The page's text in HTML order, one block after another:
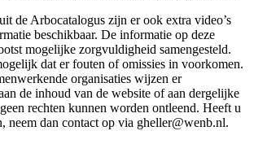
de Arbocatalogus zijn er ook extra video’s
beschikbaar. De informatie op deze
mogelijke zorgvuldigheid samengesteld.
dat er fouten of omissies in voorkomen.
organisaties wijzen er
de inhoud van de website of aan dergelijke
rechten kunnen worden ontleend. Heeft u
neem dan contact op via gheller@wenb.nl.